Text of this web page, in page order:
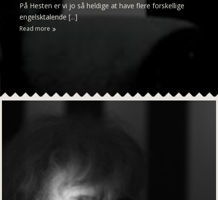
På Hesten er vi jo så heldige at have flere forskellige
engelsktalende [...]
Read more